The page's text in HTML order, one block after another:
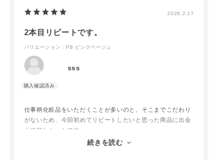
2026.2.17
2本目リピートです。
バリエーション：PB ピンクベージュ
sss
仕事柄化粧品をいただくことが多いのと、そこまでこだわり
がないため、今回初めてリピートしたいと思った商品に出会
えて嬉しかったです。
艶肌が自然に作れて、元から肌が綺麗な人という感じ。今っ
続きを読む